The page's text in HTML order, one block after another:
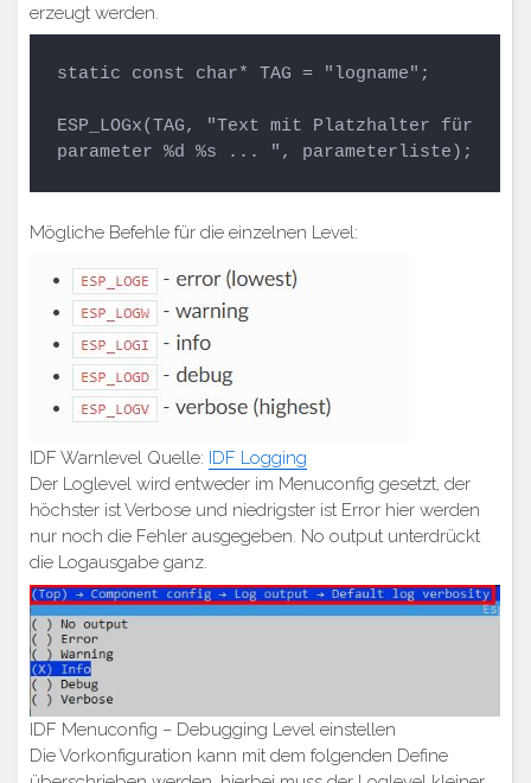
erzeugt werden.
static const char* TAG = "logname";
ESP_LOGx(TAG, "Text mit Platzhalter für
Mögliche Befehle für die einzelnen Level:
IDF Warnlevel Quelle: IDF Logging
Der Loglevel wird entweder im Menuconfig gesetzt, der
höchster ist Verbose und niedrigster ist Error hier werden
nur noch die Fehler ausgegeben. No output unterdrückt
die Logausgabe ganz.
IDF Menuconfig – Debugging Level einstellen
Die Vorkonfiguration kann mit dem folgenden Define